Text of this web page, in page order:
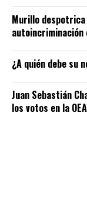
Murillo
autoincriminación
¿A quién debe su
Juan Sebastián
los votos en la